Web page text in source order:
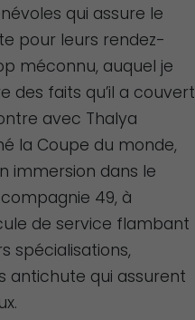
qui assure le
pour leurs rendez-
méconnu, auquel je
des faits qu’il a couvert
avec Thalya
la Coupe du monde,
immersion dans le
49, à
de service flambant
spécialisations,
antichute qui assurent